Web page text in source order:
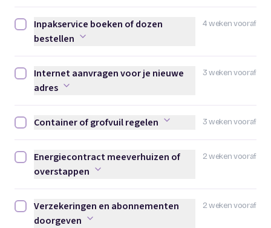
4 weken vooraf
Inpakservice boeken of dozen bestellen afvinken
Inpakservice boeken of dozen
bestellen
3 weken vooraf
Internet aanvragen voor je nieuwe adres afvinken
Internet aanvragen voor je nieuwe
adres
3 weken vooraf
Container of grofvuil regelen afvinken
Container of grofvuil regelen
2 weken vooraf
Energiecontract meeverhuizen of overstappen afvinken
Energiecontract meeverhuizen of
overstappen
2 weken vooraf
Verzekeringen en abonnementen doorgeven afvinken
Verzekeringen en abonnementen
doorgeven